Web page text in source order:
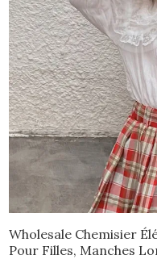
Wholesale Chemisier
Pour Filles, Manches